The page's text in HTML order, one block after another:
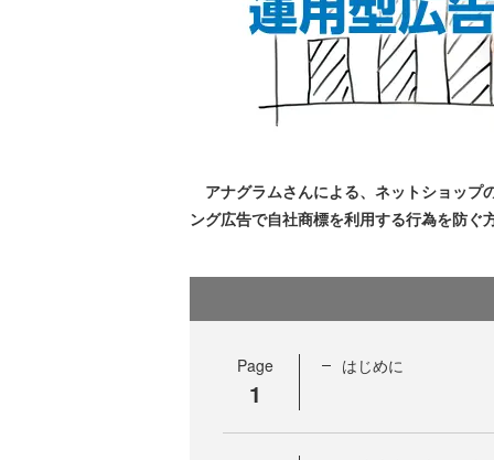
アナグラムさんによる、ネットショップ
ング広告で自社商標を利用する行為を防ぐ
Page
1
はじめに